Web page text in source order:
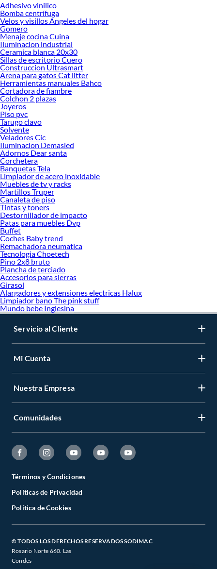
Adhesivo vinilico
Bomba centrífuga
Velos y visillos Angeles del hogar
Gomero
Menaje cocina Cuina
Iluminacion industrial
Ceramica blanca 20x30
Sillas de escritorio Cuero
Construccion Ultrasmart
Arena para gatos Cat litter
Herramientas manuales Bahco
Cortadora de fiambre
Colchon 2 plazas
Joyeros
Piso pvc
Tarugo clavo
Solvente
Veladores Cic
Iluminacion Demasled
Adornos Dear santa
Corchetera
Banquetas Tela
Limpiador de acero inoxidable
Muebles de tv y racks
Martillos Truper
Canaleta de piso
Tintas y toners
Destornillador de impacto
Patas para muebles Dvp
Buffet
Coches Baby trend
Remachadora neumatica
Tecnologia Choetech
Pino 2x8 bruto
Plancha de terciado
Accesorios para sierras
Girasol
Alargadores y extensiones electricas Halux
Limpiador bano The pink stuff
Mundo bebe Inglesina
Servicio al Cliente
Mi Cuenta
Nuestra Empresa
Comunidades
Términos y Condiciones
Políticas de Privacidad
Política de Cookies
© TODOS LOS DERECHOS RESERVADOS SODIMAC
Rosario Norte 660. Las
Condes